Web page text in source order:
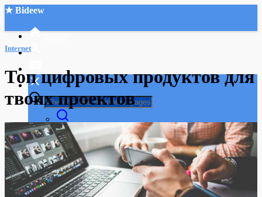
★ Bideew
Recherche Avancée
Mon compte
Connexion
Créer un compte
Mode nuit
Internet
Топ цифровых продуктов для
твоих проектов